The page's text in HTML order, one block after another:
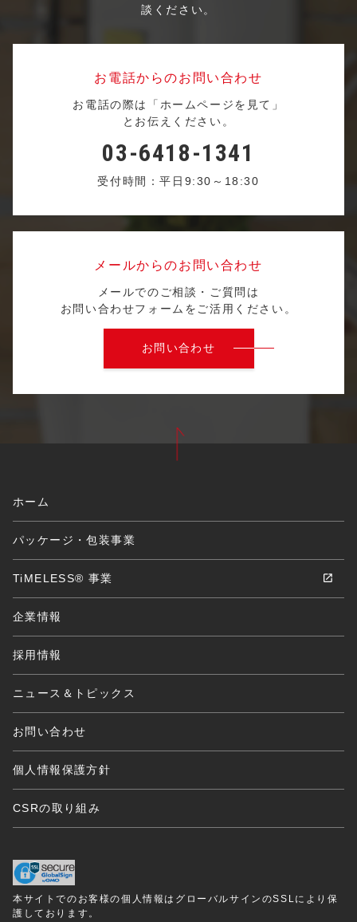
談ください。
お電話からのお問い合わせ
お電話の際は「ホームページを見て」
とお伝えください。
03-6418-1341
受付時間：平日9:30～18:30
メールからのお問い合わせ
メールでのご相談・ご質問は
お問い合わせフォームをご活用ください。
お問い合わせ
ホーム
パッケージ・包装事業
TiMELESS® 事業
企業情報
採用情報
ニュース＆トピックス
お問い合わせ
個人情報保護方針
CSRの取り組み
本サイトでのお客様の個人情報はグローバルサインのSSLにより保
護しております。